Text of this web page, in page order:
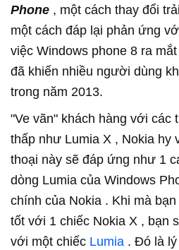
Phone , một cách thay đổi
một cách đáp lại phản ứng
việc Windows phone 8 ra
đã khiến nhiều người dùng
trong năm 2013.
"Ve vãn" khách hàng với các
thấp như Lumia X , Nokia hy
thoại này sẽ đáp ứng như 1
dòng Lumia của Windows
chính của Nokia . Khi mà
tốt với 1 chiếc Nokia X , bạn
với một chiếc Lumia . Đó là lý